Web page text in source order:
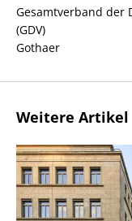
Gesamtverband der
(GDV)
Gothaer
Weitere Artikel